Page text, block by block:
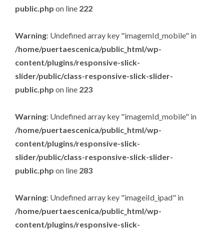
public.php on line 222
Warning: Undefined array key "imagemId_mobile" in
/home/puertaescenica/public_html/wp-
content/plugins/responsive-slick-
slider/public/class-responsive-slick-slider-
public.php on line 223
Warning: Undefined array key "imagemId_mobile" in
/home/puertaescenica/public_html/wp-
content/plugins/responsive-slick-
slider/public/class-responsive-slick-slider-
public.php on line 283
Warning: Undefined array key "imageiId_ipad" in
/home/puertaescenica/public_html/wp-
content/plugins/responsive-slick-